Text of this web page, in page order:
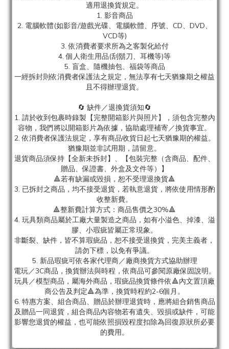
適用退換貨規定。
1. 影音商品
2. 電腦軟體(如影音/遊戲光碟、電腦軟體、序號、CD、DVD、
VCD等)
3. 依消費者要求所為之客製化給付
4. 個人衛生用品(刮鬍刀、耳機等)等
5. 盲盒、隨機抽包、福袋等商品
一經拆封則依消費者保護法之規定，無法享有七天猶豫期之權益
且不得辦理退貨。
🔄 缺件／退換貨須知🔄
1. 請於收到包裹時錄製【完整開箱影片與照片】，須包含完整內
容物，我們將以開箱影片為依據，協助處理補寄／換貨事宜。
2. 依消費者保護法規定，享有商品收貨日起七天猶豫期的權益。
猶豫期並非試用期，請留意。
退貨商品須保持【全新未拆封】、【包裝完整（含商品、配件、
贈品、保證書、外盒及文件等）】
🔺若有缺漏或毀損，恕不受理退換貨🔺
3. 已拆封之商品，均不接受退貨，若執意退貨，將依使用情形酌
收整新費。
🔺整新費計算方式：商品售價之30%🔺
4. 玩具類商品屬於工廠大量製造之商品，如有小溢色、掉漆、溢
膠、小瑕疵皆屬正常現象。
非斷裂、缺件，皆不算瑕疵品，恕不接受退換貨，完美主義者，
請勿下標，以免有爭議。
5. 新品瑕疵可依各家代理商／廠商換貨方式協助辦理
電玩／3C商品，換貨辦法與時程，依商品可參閱原廠保固說明。
玩具／模型商品，屬海外商品，瑕疵品換貨條件依🔺內文置頂廠
商公告及判定🔺為準，換貨時程約2-6個月。
6. 特惠方案、組合商品、贈品於辦理退貨時，應將組合銷售商品
及贈品一同退貨，組合商品內容物若有遺失、毀損或缺件，可能
影響您退貨的權益，也可能依照損毀程度扣除為回復原狀所必要
的費用。